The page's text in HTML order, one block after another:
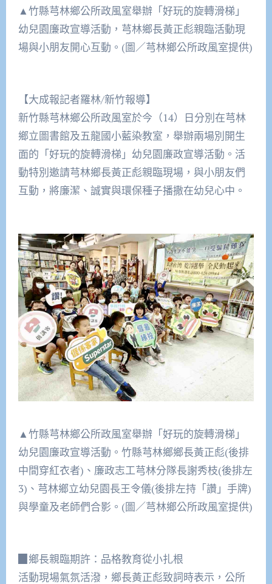
▲竹縣芎林鄉公所政風室舉辦「好玩的旋轉滑梯」
幼兒園廉政宣導活動，芎林鄉長黃正彪親臨活動現
場與小朋友開心互動。(圖／芎林鄉公所政風室提供)
【大成報記者羅林/新竹報導】
新竹縣芎林鄉公所政風室於今（14）日分別在芎林
鄉立圖書館及五龍國小藍染教室，舉辦兩場別開生
面的「好玩的旋轉滑梯」幼兒園廉政宣導活動。活
動特別邀請芎林鄉長黃正彪親臨現場，與小朋友們
互動，將廉潔、誠實與環保種子播撒在幼兒心中。
▲竹縣芎林鄉公所政風室舉辦「好玩的旋轉滑梯」
幼兒園廉政宣導活動。竹縣芎林鄉鄉長黃正彪(後排
中間穿紅衣者)、廉政志工芎林分隊長謝秀枝(後排左
3)、芎林鄉立幼兒園長王令儀(後排左持「讚」手牌)
與學童及老師們合影。(圖／芎林鄉公所政風室提供)
▉鄉長親臨期許：品格教育從小扎根
活動現場氣氛活潑，鄉長黃正彪致詞時表示，公所